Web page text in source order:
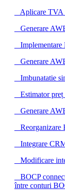
Aplicare TVA
Generare
Implementare
Generare
Imbunatatie
Estimator preț
Generare
Reorganizare
Integrare
Modificare
BOCP
între conturi